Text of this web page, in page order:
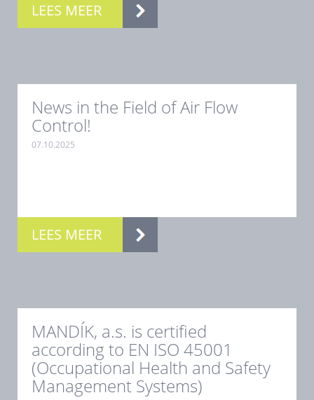
LEES MEER
News in the Field of Air Flow
Control!
07.10.2025
LEES MEER
MANDÍK, a.s. is certified
according to EN ISO 45001
(Occupational Health and Safety
Management Systems)